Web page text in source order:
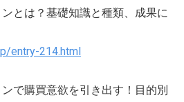
とは？基礎知識と種類、成果に
entry-214.html
で購買意欲を引き出す！目的別